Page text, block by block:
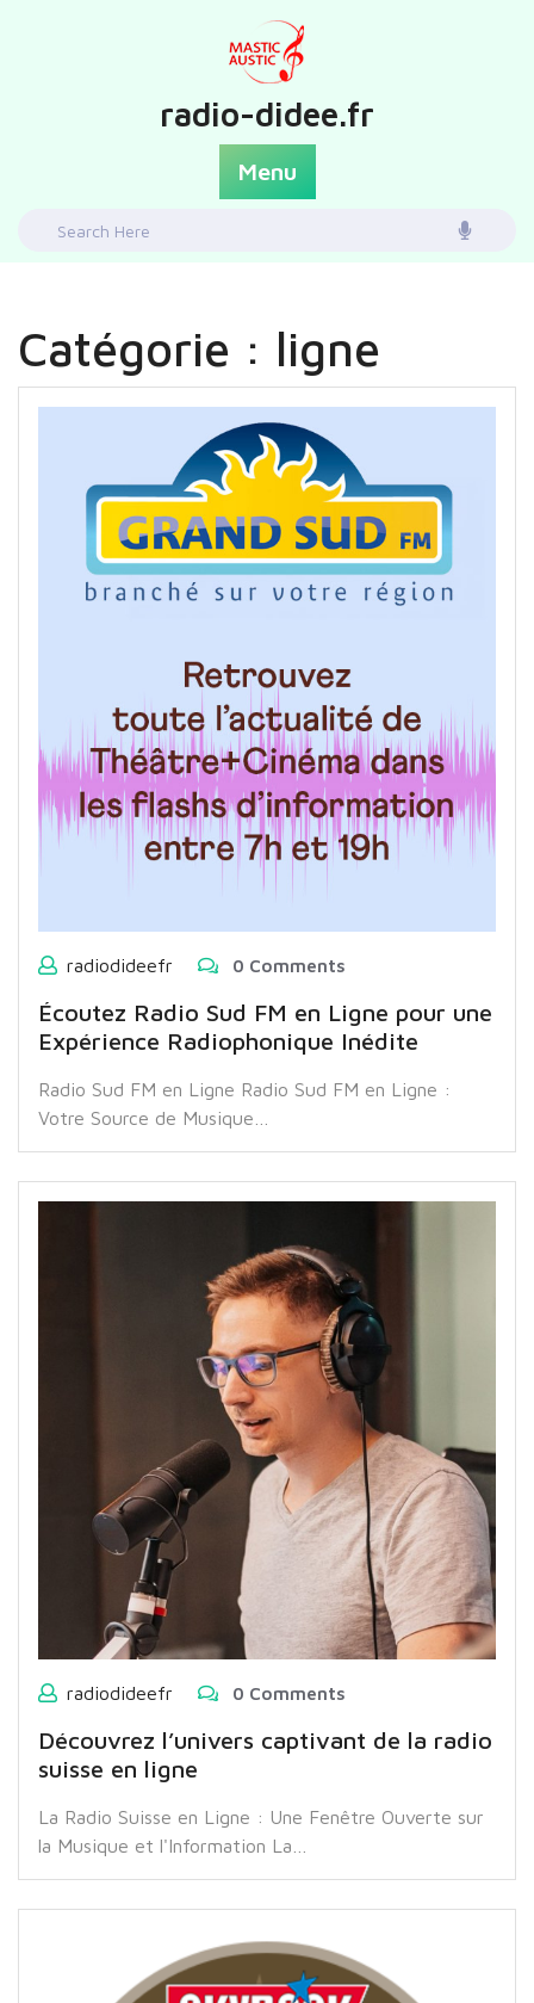
radio-didee.fr
Menu
Search
Catégorie : ligne
radiodideefr 0 Comments
Écoutez Radio Sud FM en Ligne pour une
Expérience Radiophonique Inédite
Radio Sud FM en Ligne Radio Sud FM en Ligne :
Votre Source de Musique…
radiodideefr 0 Comments
Découvrez l’univers captivant de la radio
suisse en ligne
La Radio Suisse en Ligne : Une Fenêtre Ouverte sur
la Musique et l'Information La…